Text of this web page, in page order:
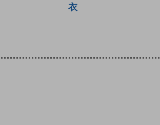
衣